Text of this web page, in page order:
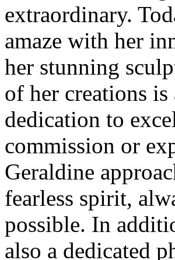
extraordinary.
amaze with her
her stunning
of her creations is
dedication to
commission or
Geraldine
fearless spirit,
possible. In
also a dedicated